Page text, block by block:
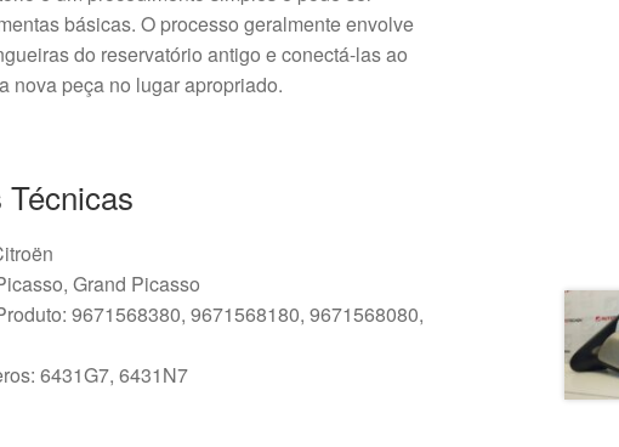
básicas. O processo geralmente envolve
do reservatório antigo e conectá-las ao
nova peça no lugar apropriado.
Grand Picasso
9671568380, 9671568180, 9671568080,
6431G7, 6431N7